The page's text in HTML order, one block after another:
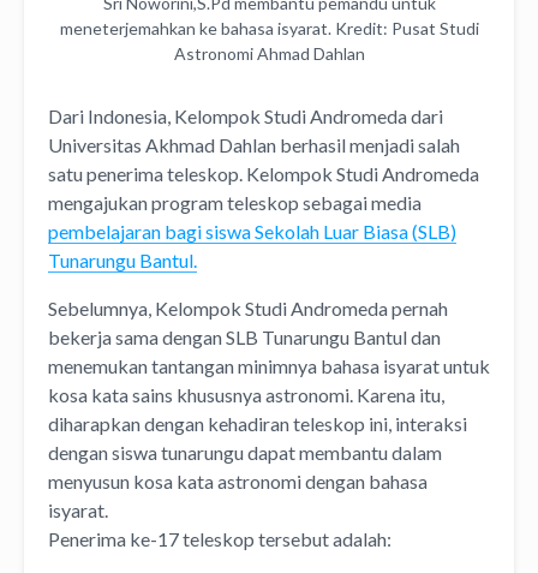
meneterjemahkan ke bahasa isyarat. Kredit: Pusat Studi
Astronomi Ahmad Dahlan
Dari Indonesia, Kelompok Studi Andromeda dari
Universitas Akhmad Dahlan berhasil menjadi salah
satu penerima teleskop. Kelompok Studi Andromeda
mengajukan program teleskop sebagai media
pembelajaran bagi siswa Sekolah Luar Biasa (SLB)
Tunarungu Bantul.
Sebelumnya, Kelompok Studi Andromeda pernah
bekerja sama dengan SLB Tunarungu Bantul dan
menemukan tantangan minimnya bahasa isyarat untuk
kosa kata sains khususnya astronomi. Karena itu,
diharapkan dengan kehadiran teleskop ini, interaksi
dengan siswa tunarungu dapat membantu dalam
menyusun kosa kata astronomi dengan bahasa
isyarat.
Penerima ke-17 teleskop tersebut adalah: